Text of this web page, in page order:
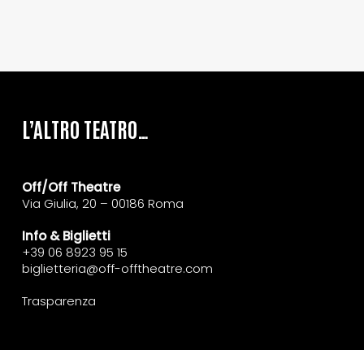
L’ALTRO TEATRO…
Off/Off Theatre
Via Giulia, 20 – 00186 Roma
Info & Biglietti
+39 06 8923 95 15
biglietteria@off-offtheatre.com
Trasparenza